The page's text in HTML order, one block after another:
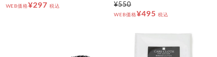
WEB価格¥297 税込 ¥550
WEB価格¥495 税込